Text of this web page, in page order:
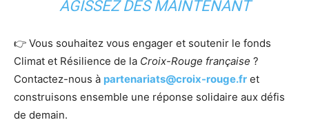
AGISSEZ DÈS MAINTENANT
👉 Vous souhaitez vous engager et soutenir le fonds
Climat et Résilience de la Croix-Rouge française ?
Contactez-nous à partenariats@croix-rouge.fr et
construisons ensemble une réponse solidaire aux défis
de demain.